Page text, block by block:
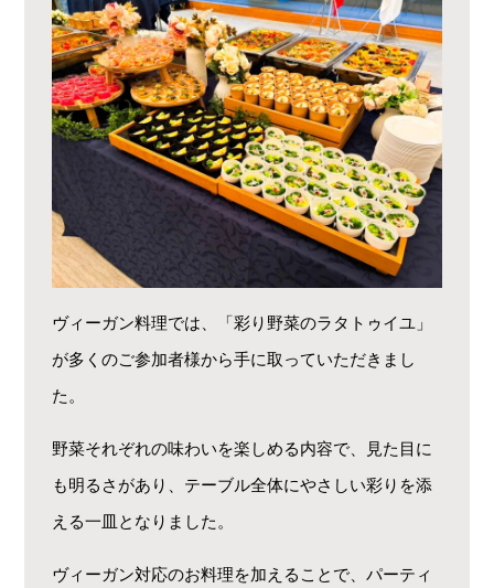
ヴィーガン料理では、「彩り野菜のラタトゥイユ」
が多くのご参加者様から手に取っていただきまし
た。
野菜それぞれの味わいを楽しめる内容で、見た目に
も明るさがあり、テーブル全体にやさしい彩りを添
える一皿となりました。
ヴィーガン対応のお料理を加えることで、パーティ